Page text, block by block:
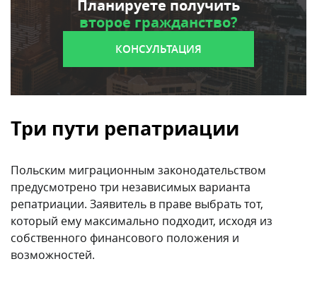
Планируете получить
второе гражданство?
КОНСУЛЬТАЦИЯ
Три пути репатриации
Польским миграционным законодательством
предусмотрено три независимых варианта
репатриации. Заявитель в праве выбрать тот,
который ему максимально подходит, исходя из
собственного финансового положения и
возможностей.